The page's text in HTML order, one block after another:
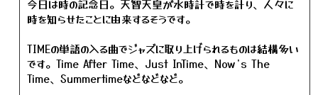
今日は時の記念日。天智天皇が水時計で時を計り、人々に
時を知らせたことに由来するそうです。
TIMEの単語の入る曲でジャズに取り上げられるものは結構多い
です。Time After Time、Just InTime、Now’s The
Time、Summertimeなどなどなど。